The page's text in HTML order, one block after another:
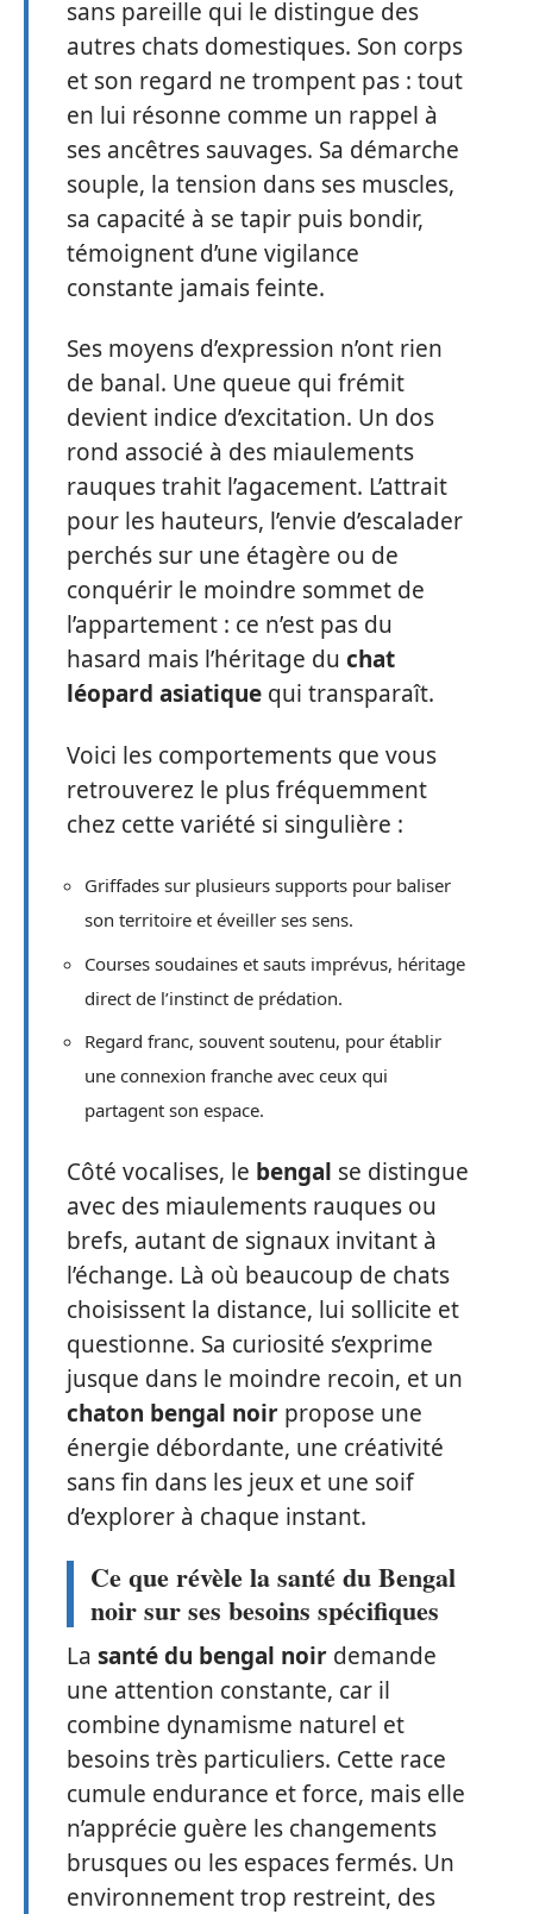
sans pareille qui le distingue des
autres chats domestiques. Son corps
et son regard ne trompent pas : tout
en lui résonne comme un rappel à
ses ancêtres sauvages. Sa démarche
souple, la tension dans ses muscles,
sa capacité à se tapir puis bondir,
témoignent d’une vigilance
constante jamais feinte.
Ses moyens d’expression n’ont rien
de banal. Une queue qui frémit
devient indice d’excitation. Un dos
rond associé à des miaulements
rauques trahit l’agacement. L’attrait
pour les hauteurs, l’envie d’escalader
perchés sur une étagère ou de
conquérir le moindre sommet de
l’appartement : ce n’est pas du
hasard mais l’héritage du chat
léopard asiatique qui transparaît.
Voici les comportements que vous
retrouverez le plus fréquemment
chez cette variété si singulière :
Griffades sur plusieurs supports pour baliser
son territoire et éveiller ses sens.
Courses soudaines et sauts imprévus, héritage
direct de l’instinct de prédation.
Regard franc, souvent soutenu, pour établir
une connexion franche avec ceux qui
partagent son espace.
Côté vocalises, le bengal se distingue
avec des miaulements rauques ou
brefs, autant de signaux invitant à
l’échange. Là où beaucoup de chats
choisissent la distance, lui sollicite et
questionne. Sa curiosité s’exprime
jusque dans le moindre recoin, et un
chaton bengal noir propose une
énergie débordante, une créativité
sans fin dans les jeux et une soif
d’explorer à chaque instant.
Ce que révèle la santé du Bengal
noir sur ses besoins spécifiques
La santé du bengal noir demande
une attention constante, car il
combine dynamisme naturel et
besoins très particuliers. Cette race
cumule endurance et force, mais elle
n’apprécie guère les changements
brusques ou les espaces fermés. Un
environnement trop restreint, des